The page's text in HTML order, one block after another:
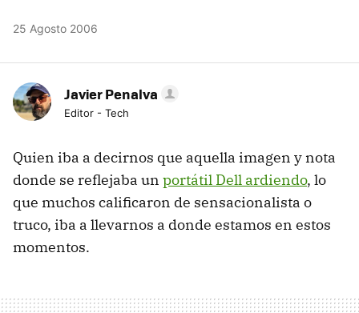
25 Agosto 2006
Javier Penalva
Editor - Tech
Quien iba a decirnos que aquella imagen y nota
donde se reflejaba un portátil Dell ardiendo, lo
que muchos calificaron de sensacionalista o
truco, iba a llevarnos a donde estamos en estos
momentos.